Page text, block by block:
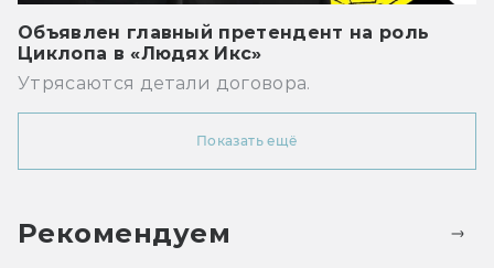
Объявлен главный претендент на роль
Циклопа в «Людях Икс»
Утрясаются детали договора.
Показать ещё
Рекомендуем